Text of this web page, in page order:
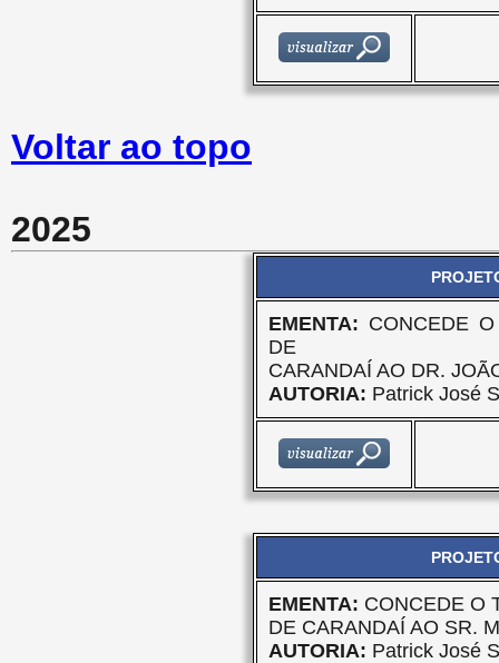
Voltar ao topo
2025
EMENTA: CONCEDE
DE
CARANDAÍ AO DR.
AUTORIA: Patrick José
EMENTA: CONCEDE O
DE CARANDAÍ AO SR.
AUTORIA: Patrick José